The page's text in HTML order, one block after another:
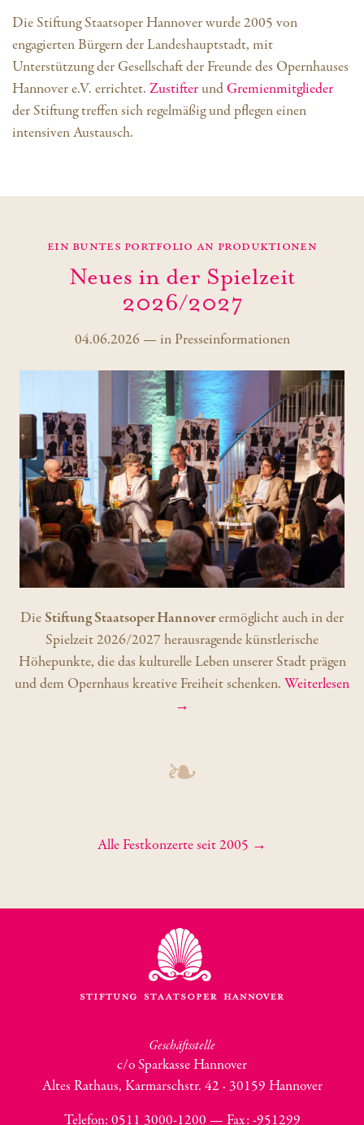
Die Stiftung Staatsoper Hannover wurde 2005 von
engagierten Bürgern der Landeshauptstadt, mit
Unterstützung der Gesellschaft der Freunde des Opernhauses
Hannover e.V. errichtet. ZustifterundGremienmitglieder
der Stiftung treffen sich regelmäßig und pflegen einen
intensiven Austausch.
Ein buntes Portfolio an Produktionen
Neues in der Spielzeit
2026/2027
04.06.2026 — in Presseinformationen
DieStiftung Staatsoper Hannoverermöglicht auch in der
Spielzeit 2026/2027 herausragende künstlerische
Höhepunkte, die das kulturelle Leben unserer Stadt prägen
und dem Opernhaus kreative Freiheit schenken. Weiterlesen
→
❧
Alle Festkonzerte seit 2005 →
Geschäftsstelle
c/o Sparkasse Hannover
Altes Rathaus, Karmarschstr. 42 · 30159 Hannover
Telefon: 0511 3000-1200 — Fax: -951299